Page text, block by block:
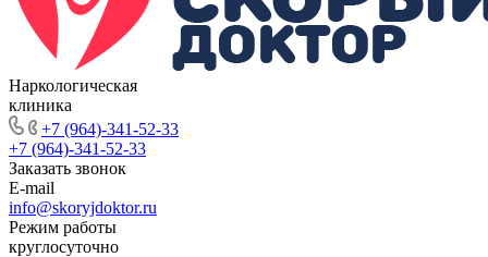
Наркологическая
клиника
+7 (964)-341-52-33
+7 (964)-341-52-33
Заказать звонок
E-mail
info@skoryjdoktor.ru
Режим работы
круглосуточно